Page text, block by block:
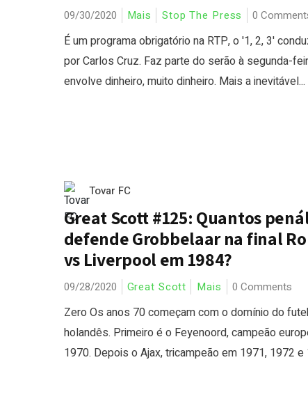
09/30/2020 Mais Stop The Press 0
É um programa obrigatório na RTP, o '1, 2, 3'
por Carlos Cruz. Faz parte do serão à segunda-
envolve dinheiro, muito dinheiro. Mais a inevitável...
Tovar FC
Great Scott #125: Quantos
defende Grobbelaar na final
vs Liverpool em 1984?
09/28/2020 Great Scott Mais 0 Comments
Zero Os anos 70 começam com o domínio do
holandês. Primeiro é o Feyenoord, campeão
1970. Depois o Ajax, tricampeão em 1971, 1972 e